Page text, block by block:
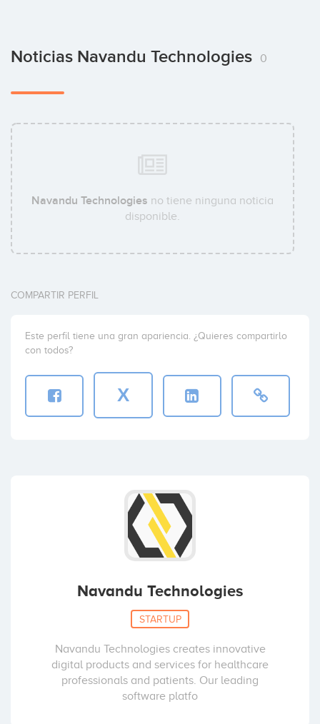
Noticias Navandu Technologies 0
Navandu Technologies no tiene ninguna noticia
disponible.
COMPARTIR PERFIL
Este perfil tiene una gran apariencia. ¿Quieres compartirlo
con todos?
X
Navandu Technologies
STARTUP
Navandu Technologies creates innovative
digital products and services for healthcare
professionals and patients. Our leading
software platfo